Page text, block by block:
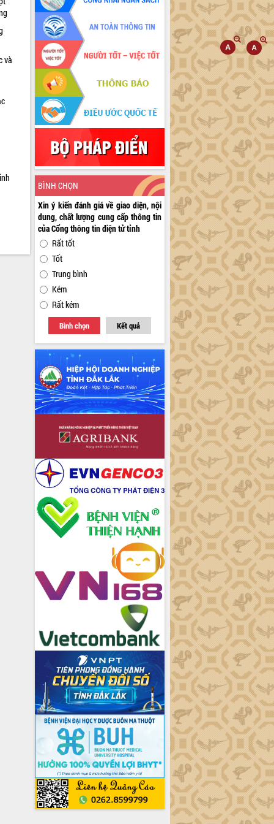
và
BÌNH CHỌN
Xin ý kiến đánh giá về giao diện, nội
dung, chất lượng cung cấp thông tin
của Cổng thông tin điện tử tỉnh
Rất tốt
Tốt
Trung bình
Kém
Rất kém
Bình chọn Kết quả